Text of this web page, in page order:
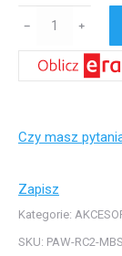
ModBus
RC2-
4
﹣ ﹢
Czy masz
Zapisz
Kategorie:
SKU: PAW-RC2-